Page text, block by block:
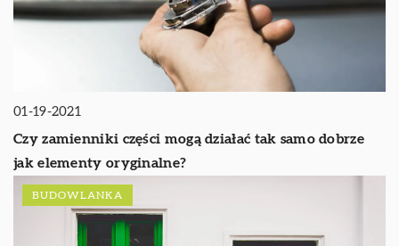
01-19-2021
Czy zamienniki części mogą działać tak samo dobrze
jak elementy oryginalne?
BUDOWLANKA